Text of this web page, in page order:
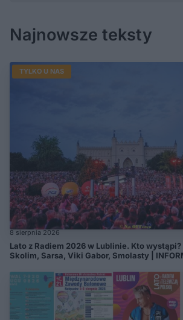
Najnowsze teksty
TYLKO U NAS
8 sierpnia 2026
Lato z Radiem 2026 w Lublinie. Kto
Skolim, Sarsa, Viki Gabor, Smolasty |